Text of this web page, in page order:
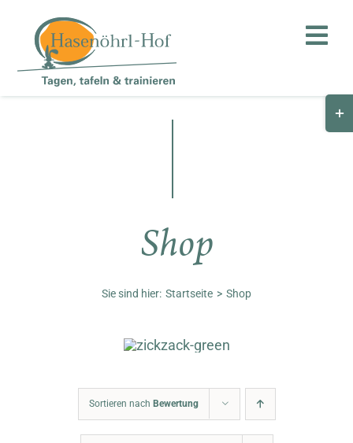
springen
Unternehmen
Shop
Sie sind hier: Startseite Shop
Sortieren nach Bewertung